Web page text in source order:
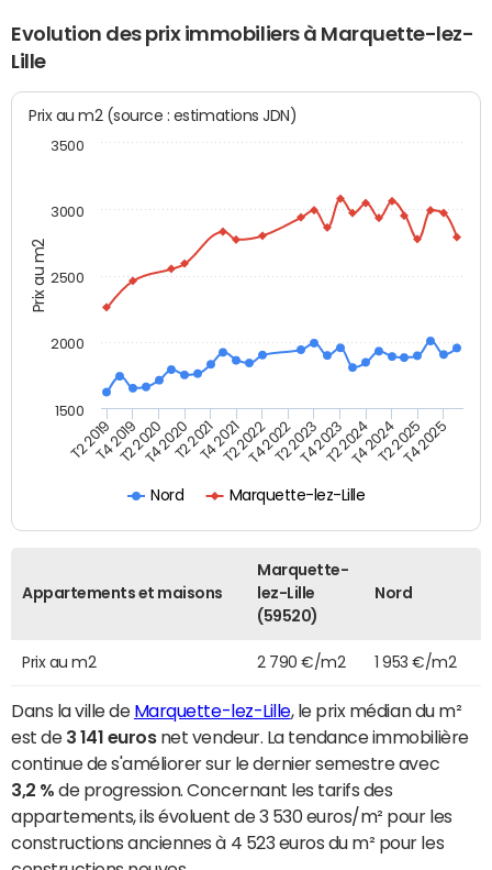
Evolution des prix immobiliers à Marquette-lez-
Lille
Prix au m2
Prix au m2 (source : estimations JDN)
Nord Marquette-lez-Lille
T2 2019T4 2019T2 2020T4 2020T2 2021T4 2021T2 2022T4 2022T2 2023T4 2023T2 2024T4 2024T2 2025T4 2025
1500
2000
2500
3000
3500
Appartements et maisons
Marquette-
lez-Lille
(59520)
Nord
Prix au m2 2 790 €/m2 1 953 €/m2
Dans la ville de Marquette-lez-Lille, le prix médian du m²
est de 3 141 eurosnet vendeur. La tendance immobilière
continue de s'améliorer sur le dernier semestre avec
3,2 % de progression. Concernant les tarifs des
appartements, ils évoluent de 3 530 euros/m² pour les
constructions anciennes à 4 523 euros du m² pour les